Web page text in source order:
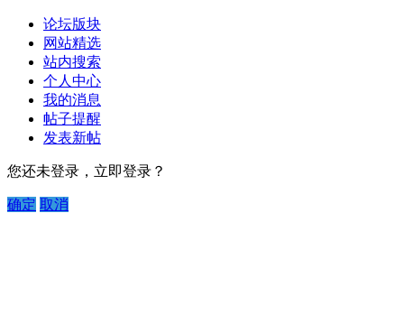
论坛版块
网站精选
站内搜索
个人中心
我的消息
帖子提醒
发表新帖
您还未登录，立即登录？
确定 取消